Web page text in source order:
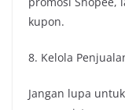
kupon.
8. Kelola
Jangan lupa